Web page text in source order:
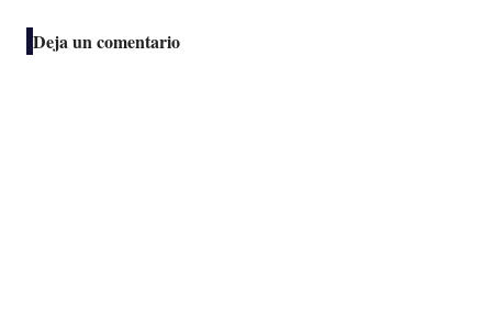
Deja un comentario